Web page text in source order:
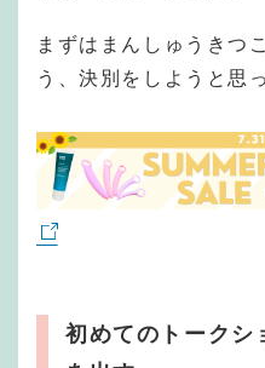
まずはまんしゅうきつ
う、決別をしようと思
初めてのトークシ